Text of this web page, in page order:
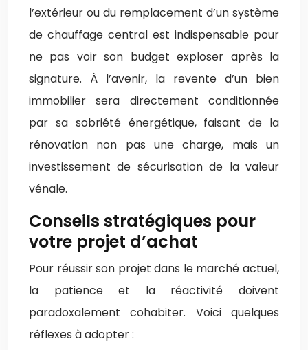
l’extérieur ou du remplacement d’un système
de chauffage central est indispensable pour
ne pas voir son budget exploser après la
signature. À l’avenir, la revente d’un bien
immobilier sera directement conditionnée
par sa sobriété énergétique, faisant de la
rénovation non pas une charge, mais un
investissement de sécurisation de la valeur
vénale.
Conseils stratégiques pour
votre projet d’achat
Pour réussir son projet dans le marché actuel,
la patience et la réactivité doivent
paradoxalement cohabiter. Voici quelques
réflexes à adopter :